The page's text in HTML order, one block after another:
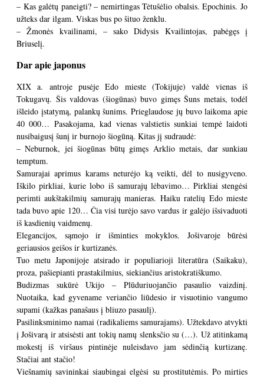
– Kas galėtų paneigti? – nemirtingas Tėtušėlio obalsis. Epochinis. Jo
užteks dar ilgam. Viskas bus po šituo ženklu.
– Žmonės kvailinami, – sako Didysis Kvailintojas, pabėgęs į
Briuselį.
Dar apie japonus
XIX a. antroje pusėje Edo mieste (Tokijuje) valdė vienas iš
Tokugavų. Šis valdovas (šiogūnas) buvo gimęs Šuns metais, todėl
išleido įstatymą, palankų šunims. Prieglaudose jų buvo laikoma apie
40 000… Pasakojama, kad vienas valstietis sunkiai tempė laidoti
nusibaigusį šunį ir burnojo šiogūną. Kitas jį sudraudė:
– Neburnok, jei šiogūnas būtų gimęs Arklio metais, dar sunkiau
temptum.
Samurajai aprimus karams neturėjo ką veikti, dėl to nusigyveno.
Iškilo pirkliai, kurie lobo iš samurajų lėbavimo… Pirkliai stengėsi
perimti aukštakilmių samurajų manieras. Haiku ratelių Edo mieste
tada buvo apie 120… Čia visi turėjo savo vardus ir galėjo išsivaduoti
iš kasdienių vaidmenų.
Elegancijos, sąmojo ir išminties mokyklos. Jošivaroje būrėsi
geriausios geišos ir kurtizanės.
Tuo metu Japonijoje atsirado ir populiarioji literatūra (Saikaku),
proza, pašiepianti prastakilmius, siekiančius aristokratiškumo.
Budizmas sukūrė Ukijo – Plūduriuojančio pasaulio vaizdinį.
Nuotaika, kad gyvename veriančio liūdesio ir visuotinio vangumo
supami (kažkas panašaus į bliuzo pasaulį).
Pasilinksminimo namai (radikaliems samurajams). Užtekdavo atvykti
į Jošivarą ir atsisėsti ant tokių namų slenksčio su (…). Už atitinkamą
mokestį iš viršaus pintinėje nuleisdavo jam sėdinčią kurtizanę.
Stačiai ant stačio!
Viešnamių savininkai siaubingai elgėsi su prostitutėmis. Po mirties